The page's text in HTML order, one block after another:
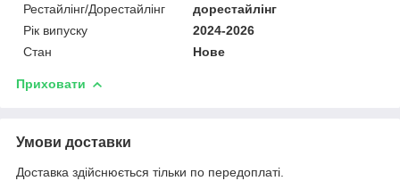
Рестайлінг/Дорестайлінг
дорестайлінг
Рік випуску
2024-2026
Стан
Нове
Приховати
Умови доставки
Доставка здійснюється тільки по передоплаті.